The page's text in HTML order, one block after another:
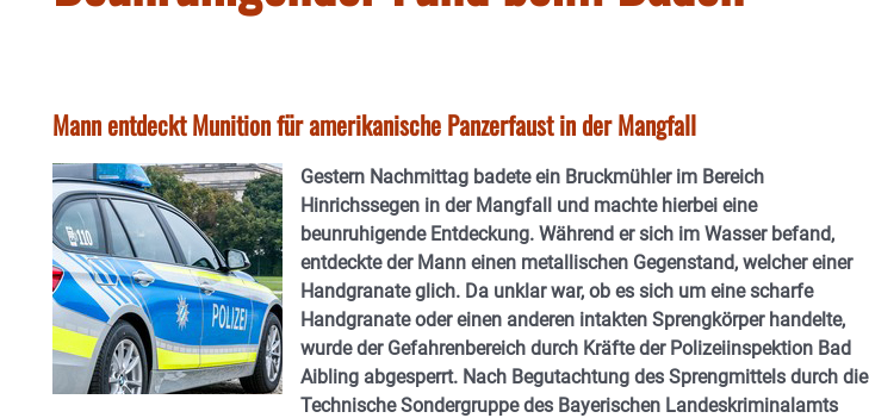
Mann entdeckt Munition für amerikanische Panzerfaust in der Mangfall
Gestern Nachmittag badete ein Bruckmühler im Bereich
Hinrichssegen in der Mangfall und machte hierbei eine
beunruhigende Entdeckung. Während er sich im Wasser befand,
entdeckte der Mann einen metallischen Gegenstand, welcher einer
Handgranate glich. Da unklar war, ob es sich um eine scharfe
Handgranate oder einen anderen intakten Sprengkörper handelte,
wurde der Gefahrenbereich durch Kräfte der Polizeiinspektion Bad
Aibling abgesperrt. Nach Begutachtung des Sprengmittels durch die
Technische Sondergruppe des Bayerischen Landeskriminalamts